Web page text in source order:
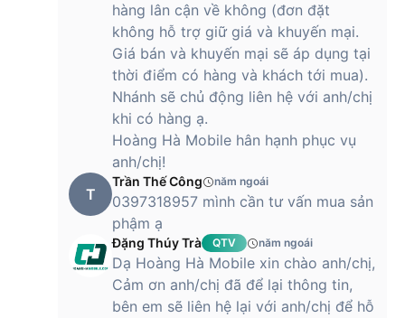
hàng lân cận về không (đơn đặt
không hỗ trợ giữ giá và khuyến mại.
Giá bán và khuyến mại sẽ áp dụng tại
thời điểm có hàng và khách tới mua).
Nhánh sẽ chủ động liên hệ với anh/chị
khi có hàng ạ.
Hoàng Hà Mobile hân hạnh phục vụ
anh/chị!
T
Trần Thế Công năm ngoái
0397318957 mình cần tư vấn mua sản
phậm ạ
Đặng Thúy Trà QTV năm ngoái
Dạ Hoàng Hà Mobile xin chào anh/chị,
Cảm ơn anh/chị đã để lại thông tin,
bên em sẽ liên hệ lại với anh/chị để hỗ